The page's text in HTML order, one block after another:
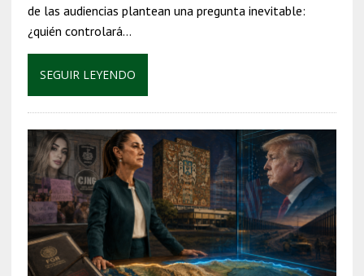
de las audiencias plantean una pregunta inevitable:
¿quién controlará…
SEGUIR LEYENDO